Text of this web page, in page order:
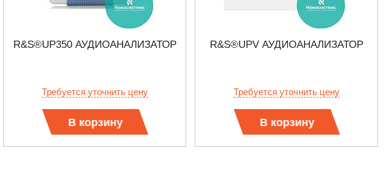
В НАЛИЧИИ! ZVH8, АНАЛИЗАТОР
R&S®UP350 АУДИОАНАЛИЗАТОР
Требуется уточнить цену
В корзину
R&S®UPV АУДИОАНАЛИЗАТОР
Требуется уточнить цену
В корзину